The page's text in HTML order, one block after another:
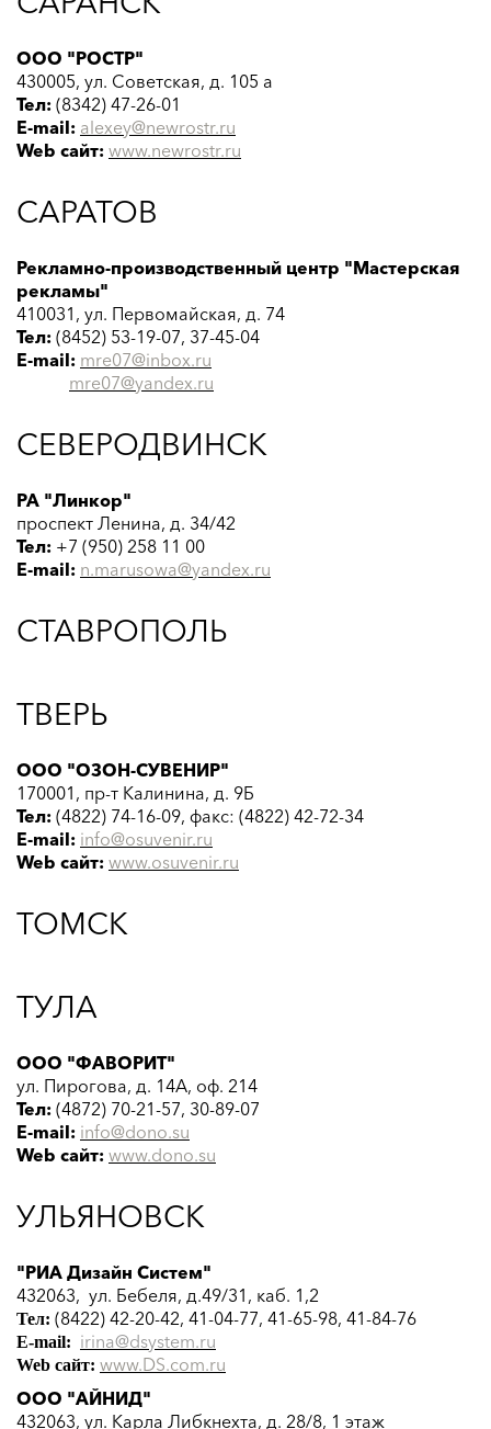
ООО "РОСТР"
430005, ул. Советская, д. 105 а
Тел: (8342) 47-26-01
E-mail: alexey@newrostr.ru
Web сайт: www.newrostr.ru
САРАТОВ
Рекламно-производственный центр "Мастерская
рекламы"
410031, ул. Первомайская, д. 74
Тел: (8452) 53-19-07, 37-45-04
E-mail: mre07@inbox.ru
mre07@yandex.ru
СЕВЕРОДВИНСК
РА "Линкор"
проспект Ленина, д. 34/42
Тел: +7 (950) 258 11 00
E-mail: n.marusowa@yandex.ru
СТАВРОПОЛЬ
ТВЕРЬ
ООО "ОЗОН-СУВЕНИР"
170001, пр-т Калинина, д. 9Б
Тел: (4822) 74-16-09, факс: (4822) 42-72-34
E-mail: info@osuvenir.ru
Web сайт: www.osuvenir.ru
ТОМСК
ТУЛА
ООО "ФАВОРИТ"
ул. Пирогова, д. 14А, оф. 214
Тел: (4872) 70-21-57, 30-89-07
E-mail: info@dono.su
Web сайт: www.dono.su
УЛЬЯНОВСК
"РИА Дизайн Систем"
432063, ул. Бебеля, д.49/31, каб. 1,2
Тел: (8422) 42-20-42, 41-04-77, 41-65-98, 41-84-76
E-mail: irina@dsystem.ru
Web сайт: www.DS.com.ru
ООО "АЙНИД"
432063, ул. Карла Либкнехта, д. 28/8, 1 этаж